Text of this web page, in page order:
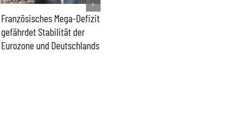
Französisches Mega-Defizit
gefährdet Stabilität der
Eurozone und Deutschlands